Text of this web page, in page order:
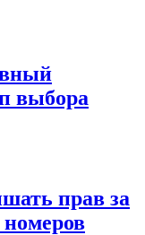
выбора
прав за